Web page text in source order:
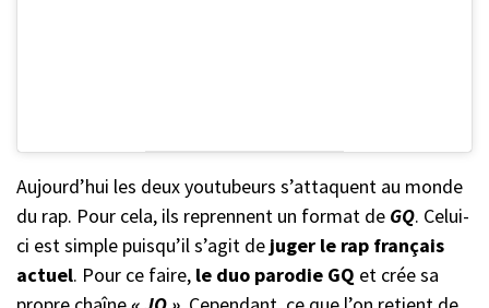
Aujourd’hui les deux youtubeurs s’attaquent au monde
du rap. Pour cela, ils reprennent un format de GQ. Celui-
ci est simple puisqu’il s’agit de juger le rap français
actuel. Pour ce faire, le duo parodie GQ et crée sa